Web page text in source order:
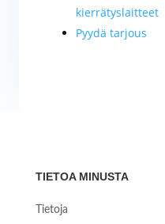
kierrätyslaitteet
Pyydä tarjous
TIETOA MINUSTA
Tietoja